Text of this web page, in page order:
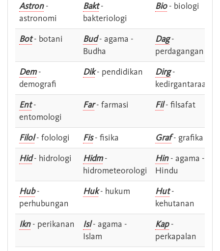
Astron-
astronomi
Bakt-
bakteriologi
Bio- biologi
Bot- botani Bud- agama -
Budha
Dag-
perdagangan
Dem-
demografi
Dik- pendidikan Dirg-
kedirgantaraan
Ent-
entomologi
Far- farmasi Fil- filsafat
Filol- folologi Fis- fisika Graf- grafika
Hid- hidrologi Hidm-
hidrometeorologi
Hin- agama -
Hindu
Hub-
perhubungan
Huk- hukum Hut-
kehutanan
Ikn- perikanan Isl- agama -
Islam
Kap-
perkapalan